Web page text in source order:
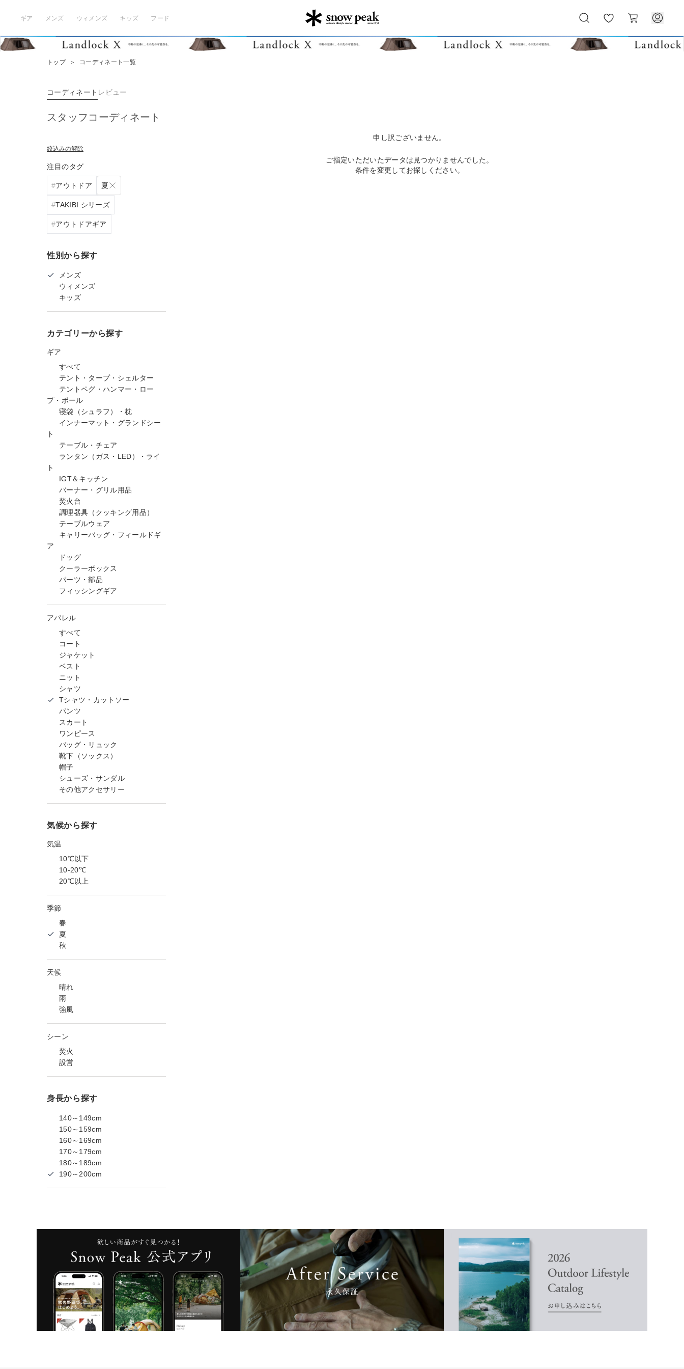
ギア メンズ ウィメンズ キッズ フード
気
に
ー
ト
トップ ＞ コーディネート一覧
コーディネート レビュー
スタッフコーディネート
絞込みの解除
注目のタグ
アウトドア 夏
TAKIBI シリーズ
アウトドアギア
性別から探す
メンズ
ウィメンズ
キッズ
カテゴリーから探す
ギア
すべて
テント・タープ・シェルター
テントペグ・ハンマー・ロー
プ・ポール
寝袋（シュラフ）・枕
インナーマット・グランドシー
ト
テーブル・チェア
ランタン（ガス・LED）・ライ
ト
IGT＆キッチン
バーナー・グリル用品
焚火台
調理器具（クッキング用品）
テーブルウェア
キャリーバッグ・フィールドギ
ア
ドッグ
クーラーボックス
パーツ・部品
フィッシングギア
アパレル
すべて
コート
ジャケット
ベスト
ニット
シャツ
Tシャツ・カットソー
パンツ
スカート
ワンピース
バッグ・リュック
靴下（ソックス）
帽子
シューズ・サンダル
その他アクセサリー
気候から探す
気温
10℃以下
10-20℃
20℃以上
季節
春
夏
秋
天候
晴れ
雨
強風
シーン
焚火
設営
身長から探す
140～149cm
150～159cm
160～169cm
170～179cm
180～189cm
190～200cm
申し訳ございません。
ご指定いただいたデータは見つかりませんでした。
条件を変更してお探しください。